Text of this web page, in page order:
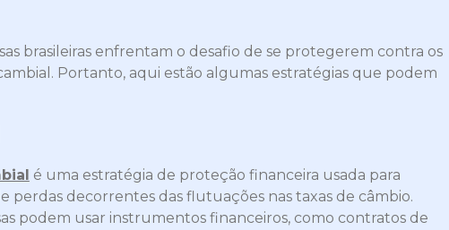
brasileiras enfrentam o desafio de se protegerem contra os
Portanto, aqui estão algumas estratégias que podem
é uma estratégia de proteção financeira usada para
perdas decorrentes das flutuações nas taxas de câmbio.
podem usar instrumentos financeiros, como contratos de